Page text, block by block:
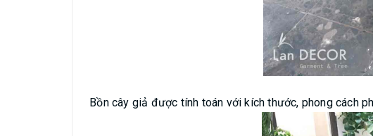
Bồn cây giả được tính toán với kích thước, phong cách